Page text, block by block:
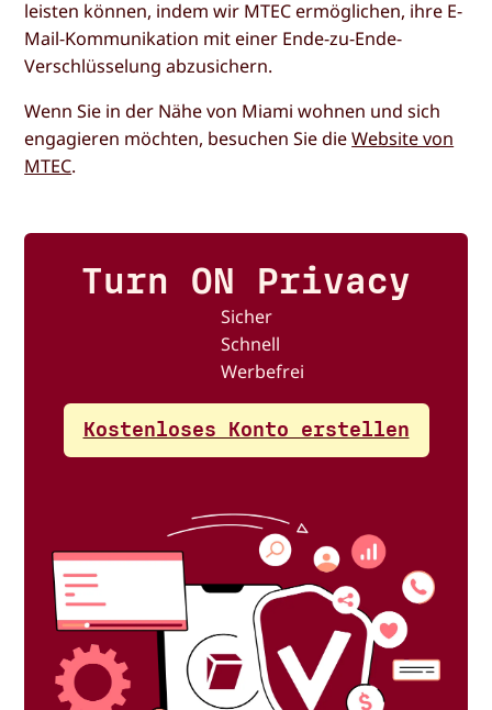
leisten können, indem wir MTEC ermöglichen, ihre E-
Mail-Kommunikation mit einer Ende-zu-Ende-
Verschlüsselung abzusichern.
Wenn Sie in der Nähe von Miami wohnen und sich
engagieren möchten, besuchen Sie dieWebsite von
MTEC.
Turn ON Privacy
Sicher
Schnell
Werbefrei
Kostenloses Konto erstellen